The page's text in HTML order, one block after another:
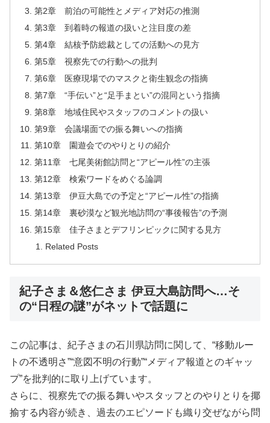
第2章 前泊の可能性とメディア対応の推測
第3章 到着時の報道の扱いと注目度の差
第4章 結核予防総裁としての活動への見方
第5章 視察先での行動への批判
第6章 医療現場でのマスクと衛生観念の指摘
第7章 “手伝い”と“足手まとい”の混同という指摘
第8章 地域住民やスタッフのコメントの扱い
第9章 会議場面での振る舞いへの指摘
第10章 園遊会でのやりとりの紹介
第11章 七尾美術館訪問と“アピール性”の主張
第12章 検索ワードをめぐる論調
第13章 伊豆大島での予定と“アピール性”の指摘
第14章 裏砂漠など観光地訪問の“事後報告”の予測
第15章 佳子さまとデフリンピックに関する見方
Related Posts
紀子さま＆悠仁さま 伊豆大島訪問へ…そ
の“日程の謎”がネットで話題に
この記事は、紀子さまの石川県訪問に関して、“移動ルー
トの不透明さ”“意図不明の行動”“メディア報道とのギャッ
プ”を批判的に取り上げています。
さらに、視察先での振る舞いやスタッフとのやりとりを揶
揄する内容が続き、過去のエピソードも織り交ぜながら問